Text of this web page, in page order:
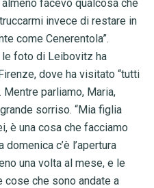
facevo qualcosa che
invece di restare in
come Cenerentola”.
le foto di Leibovitz ha
dove ha visitato “tutti
parliamo, Maria,
sorriso. “Mia figlia
è una cosa che facciamo
c’è l’apertura
una volta al mese, e le
cose che sono andate a